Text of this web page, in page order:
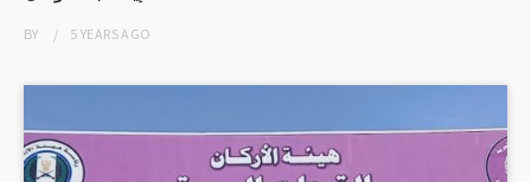
BY 5 YEARSAGO